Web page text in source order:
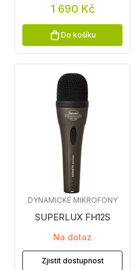
1 690 Kč
Do košíku
SUPERLUX FH12S
DYNAMICKÉ MIKROFONY
Na dotaz
Zjistit dostupnost